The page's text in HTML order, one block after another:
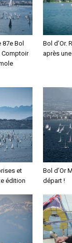
87e Bol
Comptoir
Bol d’Or.
après
et
édition
Bol d’Or
départ !